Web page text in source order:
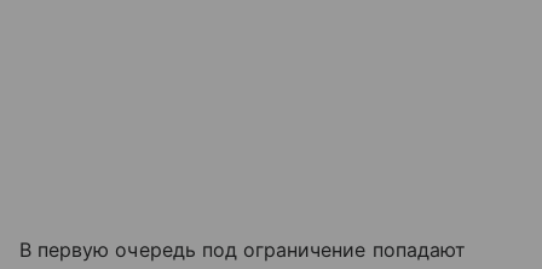
В первую очередь под ограничение попадают